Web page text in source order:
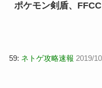
ポケモン剣盾、
59: ネトゲ攻略速報 2019/